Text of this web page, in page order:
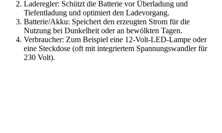
Laderegler: Schützt die Batterie vor Überladung und
Tiefentladung und optimiert den Ladevorgang.
Batterie/Akku: Speichert den erzeugten Strom für die
Nutzung bei Dunkelheit oder an bewölkten Tagen.
Verbraucher: Zum Beispiel eine 12-Volt-LED-Lampe oder
eine Steckdose (oft mit integriertem Spannungswandler für
230 Volt).